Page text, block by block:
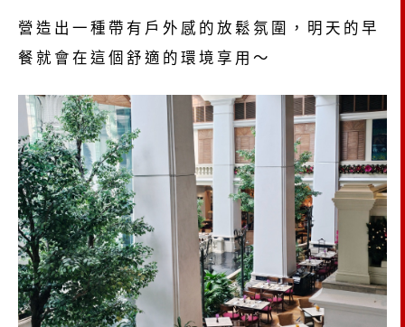
營造出一種帶有戶外感的放鬆氛圍，明天的早
餐就會在這個舒適的環境享用～